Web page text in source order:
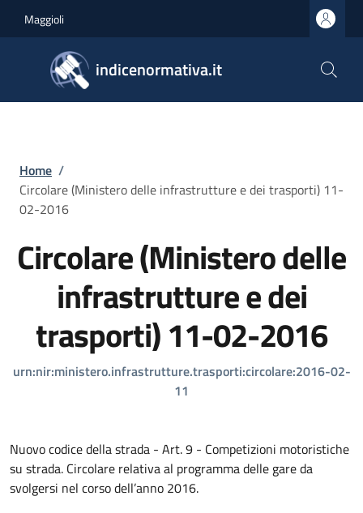
Maggioli
indicenormativa.it
Briciole di pane
Home /
Circolare (Ministero delle infrastrutture e dei trasporti) 11-
02-2016
Circolare (Ministero delle
infrastrutture e dei
trasporti) 11-02-2016
urn:nir:ministero.infrastrutture.trasporti:circolare:2016-02-
11
Nuovo codice della strada - Art. 9 - Competizioni motoristiche
su strada. Circolare relativa al programma delle gare da
svolgersi nel corso dell’anno 2016.